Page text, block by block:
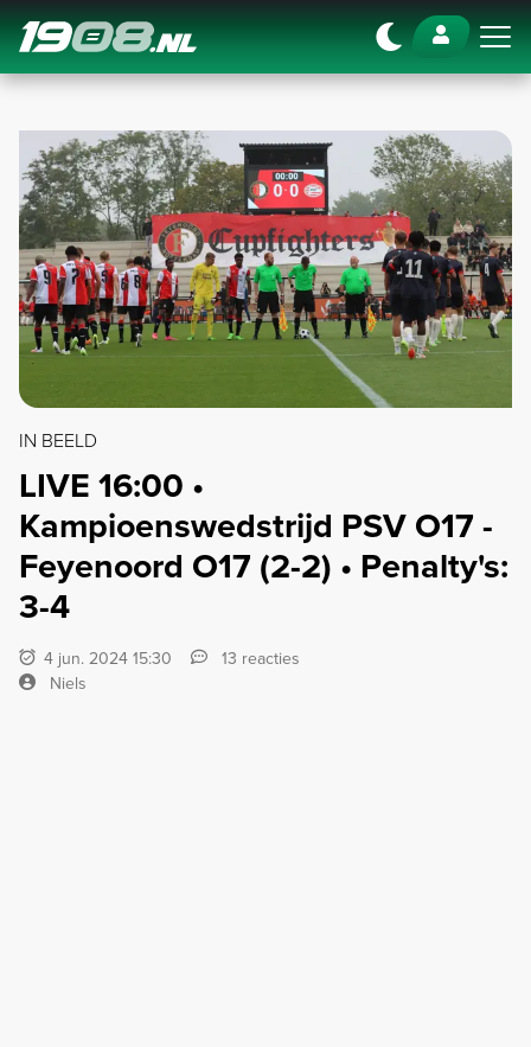
Navigation
IN BEELD
LIVE 16:00 •
Kampioenswedstrijd PSV O17 -
Feyenoord O17 (2-2) • Penalty's:
3-4
4 jun. 2024 15:30
13 reacties
Niels